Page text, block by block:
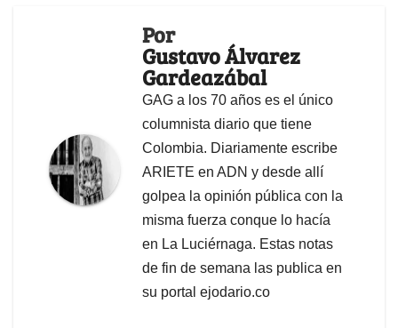
Por
Gustavo Álvarez
Gardeazábal
GAG a los 70 años es el único
columnista diario que tiene
Colombia. Diariamente escribe
ARIETE en ADN y desde allí
golpea la opinión pública con la
misma fuerza conque lo hacía
en La Luciérnaga. Estas notas
de fin de semana las publica en
su portal ejodario.co